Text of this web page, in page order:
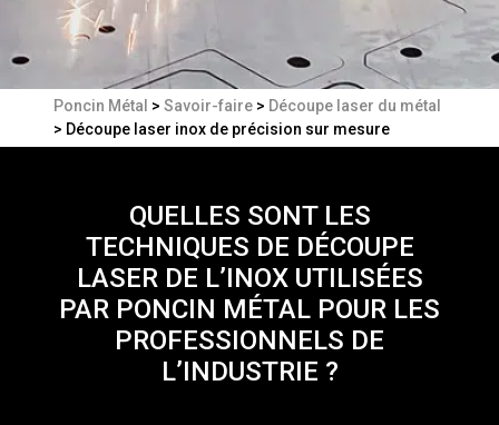
Poncin Métal > Savoir-faire > Découpe laser du métal
> Découpe laser inox de précision sur mesure
QUELLES SONT LES
TECHNIQUES DE DÉCOUPE
LASER DE L’INOX UTILISÉES
PAR PONCIN MÉTAL POUR LES
PROFESSIONNELS DE
L’INDUSTRIE ?